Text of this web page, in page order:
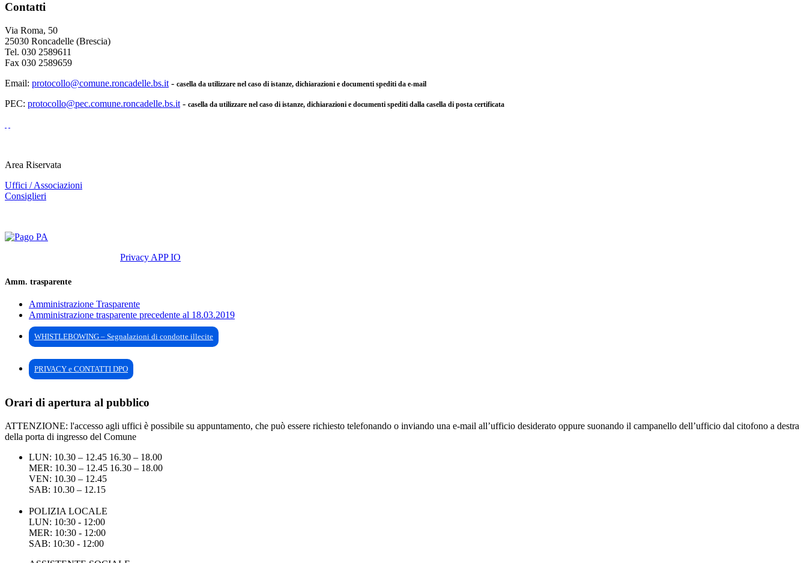
Contatti
Via Roma, 50
25030 Roncadelle (Brescia)
Tel. 030 2589611
Fax 030 2589659
Email: protocollo@comune.roncadelle.bs.it - casella da utilizzare nel caso di istanze, dichiarazioni e documenti spediti da e-mail
PEC: protocollo@pec.comune.roncadelle.bs.it - casella da utilizzare nel caso di istanze, dichiarazioni e documenti spediti dalla casella di posta certificata
Area Riservata
Uffici / Associazioni
Consiglieri
Privacy APP IO
Amm. trasparente
Amministrazione Trasparente
Amministrazione trasparente precedente al 18.03.2019
WHISTLEBOWING – Segnalazioni di condotte illecite
PRIVACY e CONTATTI DPO
Orari di apertura al pubblico
ATTENZIONE: l'accesso agli uffici è possibile su appuntamento, che può essere richiesto telefonando o inviando una e-mail all’ufficio desiderato oppure suonando il campanello dell’ufficio dal citofono a destra
della porta di ingresso del Comune
LUN: 10.30 – 12.45 16.30 – 18.00
MER: 10.30 – 12.45 16.30 – 18.00
VEN: 10.30 – 12.45
SAB: 10.30 – 12.15
POLIZIA LOCALE
LUN: 10:30 - 12:00
MER: 10:30 - 12:00
SAB: 10:30 - 12:00